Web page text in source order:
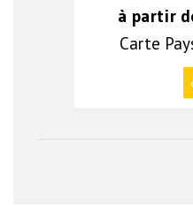
à partir
Carte